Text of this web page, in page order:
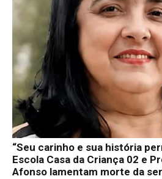
“Seu carinho e sua história
Escola Casa da Criança 02 e
Afonso lamentam morte da